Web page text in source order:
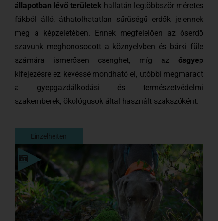
állapotban lévő területek hallatán legtöbbször méretes
fákból álló, áthatolhatatlan sűrűségű erdők jelennek
meg a képzeletében. Ennek megfelelően az őserdő
szavunk meghonosodott a köznyelvben és bárki füle
számára ismerősen csenghet, míg az ősgyep
kifejezésre ez kevéssé mondható el, utóbbi megmaradt
a gyepgazdálkodási és természetvédelmi
szakemberek, ökológusok által használt szakszóként.
Einzelheiten
Einzelheiten